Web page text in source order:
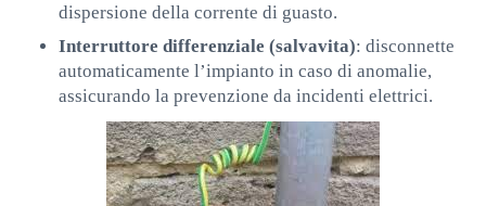
dispersione della corrente di guasto.
Interruttore differenziale (salvavita): disconnette
automaticamente l’impianto in caso di anomalie,
assicurando la prevenzione da incidenti elettrici.